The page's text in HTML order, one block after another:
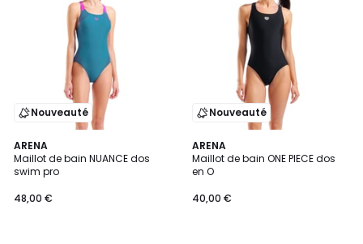
Nouveauté
ARENA
Maillot de bain NUANCE dos
swim pro
48,00 €
2
Couleurs
Nouveauté
ARENA
Maillot de bain ONE PIECE dos
en O
40,00 €